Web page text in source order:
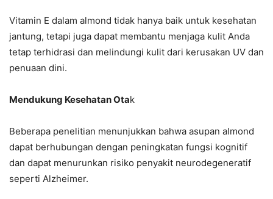
Vitamin E dalam almond tidak hanya baik untuk kesehatan
jantung, tetapi juga dapat membantu menjaga kulit Anda
tetap terhidrasi dan melindungi kulit dari kerusakan UV dan
penuaan dini.
Mendukung Kesehatan Otak
Beberapa penelitian menunjukkan bahwa asupan almond
dapat berhubungan dengan peningkatan fungsi kognitif
dan dapat menurunkan risiko penyakit neurodegeneratif
seperti Alzheimer.